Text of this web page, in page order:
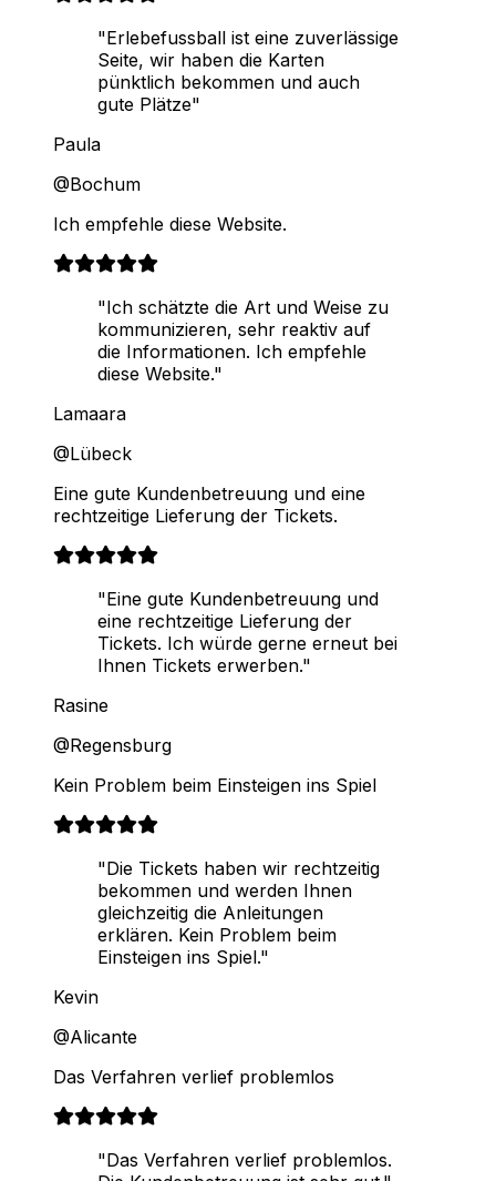
"Erlebefussball ist eine zuverlässige
Seite, wir haben die Karten
pünktlich bekommen und auch
gute Plätze"
Paula
@Bochum
Ich empfehle diese Website.
"Ich schätzte die Art und Weise zu
kommunizieren, sehr reaktiv auf
die Informationen. Ich empfehle
diese Website."
Lamaara
@Lübeck
Eine gute Kundenbetreuung und eine
rechtzeitige Lieferung der Tickets.
"Eine gute Kundenbetreuung und
eine rechtzeitige Lieferung der
Tickets. Ich würde gerne erneut bei
Ihnen Tickets erwerben."
Rasine
@Regensburg
Kein Problem beim Einsteigen ins Spiel
"Die Tickets haben wir rechtzeitig
bekommen und werden Ihnen
gleichzeitig die Anleitungen
erklären. Kein Problem beim
Einsteigen ins Spiel."
Kevin
@Alicante
Das Verfahren verlief problemlos
"Das Verfahren verlief problemlos.